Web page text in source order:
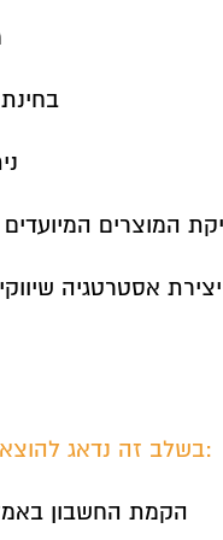
•
•
המוצרים
• יצירת אסטרטגיה
בשלב זה נדאג להוצאת התכנון אל הפועל, בדגש על:
הקמת החשבון